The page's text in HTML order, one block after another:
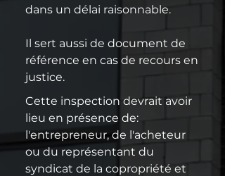
dans un délai raisonnable.
Il sert aussi de document de
référence en cas de recours en
justice.
Cette inspection devrait avoir
lieu en présence de:
l'entrepreneur, de l'acheteur
ou du représentant du
syndicat de la copropriété et